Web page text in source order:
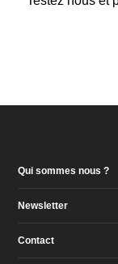
Qui sommes nous ?
Newsletter
Contact